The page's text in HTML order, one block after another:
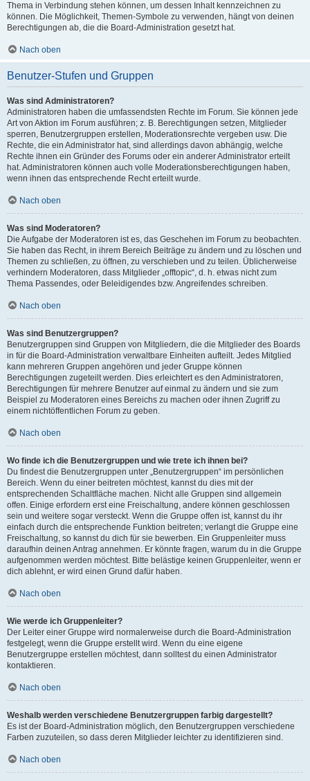
Thema in Verbindung stehen können, um dessen Inhalt kennzeichnen zu
können. Die Möglichkeit, Themen-Symbole zu verwenden, hängt von deinen
Berechtigungen ab, die die Board-Administration gesetzt hat.
Nach oben
Benutzer-Stufen und Gruppen
Was sind Administratoren?
Administratoren haben die umfassendsten Rechte im Forum. Sie können jede
Art von Aktion im Forum ausführen; z. B. Berechtigungen setzen, Mitglieder
sperren, Benutzergruppen erstellen, Moderationsrechte vergeben usw. Die
Rechte, die ein Administrator hat, sind allerdings davon abhängig, welche
Rechte ihnen ein Gründer des Forums oder ein anderer Administrator erteilt
hat. Administratoren können auch volle Moderationsberechtigungen haben,
wenn ihnen das entsprechende Recht erteilt wurde.
Nach oben
Was sind Moderatoren?
Die Aufgabe der Moderatoren ist es, das Geschehen im Forum zu beobachten.
Sie haben das Recht, in ihrem Bereich Beiträge zu ändern und zu löschen und
Themen zu schließen, zu öffnen, zu verschieben und zu teilen. Üblicherweise
verhindern Moderatoren, dass Mitglieder „offtopic“, d. h. etwas nicht zum
Thema Passendes, oder Beleidigendes bzw. Angreifendes schreiben.
Nach oben
Was sind Benutzergruppen?
Benutzergruppen sind Gruppen von Mitgliedern, die die Mitglieder des Boards
in für die Board-Administration verwaltbare Einheiten aufteilt. Jedes Mitglied
kann mehreren Gruppen angehören und jeder Gruppe können
Berechtigungen zugeteilt werden. Dies erleichtert es den Administratoren,
Berechtigungen für mehrere Benutzer auf einmal zu ändern und sie zum
Beispiel zu Moderatoren eines Bereichs zu machen oder ihnen Zugriff zu
einem nichtöffentlichen Forum zu geben.
Nach oben
Wo finde ich die Benutzergruppen und wie trete ich ihnen bei?
Du findest die Benutzergruppen unter „Benutzergruppen“ im persönlichen
Bereich. Wenn du einer beitreten möchtest, kannst du dies mit der
entsprechenden Schaltfläche machen. Nicht alle Gruppen sind allgemein
offen. Einige erfordern erst eine Freischaltung, andere können geschlossen
sein und weitere sogar versteckt. Wenn die Gruppe offen ist, kannst du ihr
einfach durch die entsprechende Funktion beitreten; verlangt die Gruppe eine
Freischaltung, so kannst du dich für sie bewerben. Ein Gruppenleiter muss
daraufhin deinen Antrag annehmen. Er könnte fragen, warum du in die Gruppe
aufgenommen werden möchtest. Bitte belästige keinen Gruppenleiter, wenn er
dich ablehnt, er wird einen Grund dafür haben.
Nach oben
Wie werde ich Gruppenleiter?
Der Leiter einer Gruppe wird normalerweise durch die Board-Administration
festgelegt, wenn die Gruppe erstellt wird. Wenn du eine eigene
Benutzergruppe erstellen möchtest, dann solltest du einen Administrator
kontaktieren.
Nach oben
Weshalb werden verschiedene Benutzergruppen farbig dargestellt?
Es ist der Board-Administration möglich, den Benutzergruppen verschiedene
Farben zuzuteilen, so dass deren Mitglieder leichter zu identifizieren sind.
Nach oben